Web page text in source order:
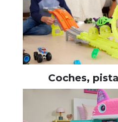
Coches,